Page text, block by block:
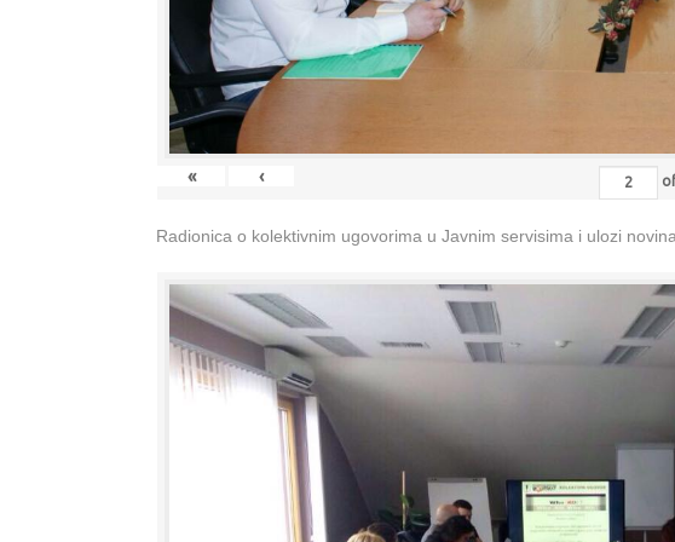
« ‹
Radionica o kolektivnim ugovorima u Javnim servisima i ulozi